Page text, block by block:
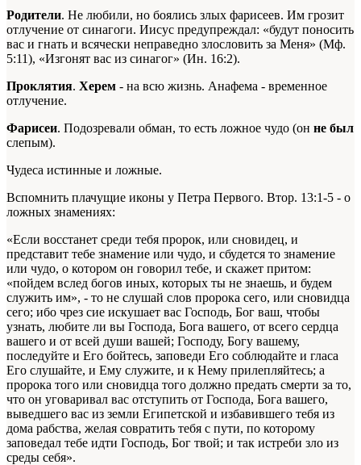
Родители. Не любили, но боялись злых фарисеев. Им грозит
отлучение от синагоги. Иисус предупреждал: «будут поносить
вас и гнать и всячески неправедно злословить за Меня» (Мф.
5:11), «Изгонят вас из синагог» (Ин. 16:2).
Проклятия. Херем - на всю жизнь. Анафема - временное
отлучение.
Фарисеи. Подозревали обман, то есть ложное чудо (он не был
слепым).
Чудеса истинные и ложные.
Вспомнить плачущие иконы у Петра Первого. Втор. 13:1-5 - о
ложных знамениях:
«Если восстанет среди тебя пророк, или сновидец, и
представит тебе знамение или чудо, и сбудется то знамение
или чудо, о котором он говорил тебе, и скажет притом:
«пойдем вслед богов иных, которых ты не знаешь, и будем
служить им», - то не слушай слов пророка сего, или сновидца
сего; ибо чрез сие искушает вас Господь, Бог ваш, чтобы
узнать, любите ли вы Господа, Бога вашего, от всего сердца
вашего и от всей души вашей; Господу, Богу вашему,
последуйте и Его бойтесь, заповеди Его соблюдайте и гласа
Его слушайте, и Ему служите, и к Нему прилепляйтесь; а
пророка того или сновидца того должно предать смерти за то,
что он уговаривал вас отступить от Господа, Бога вашего,
выведшего вас из земли Египетской и избавившего тебя из
дома рабства, желая совратить тебя с пути, по которому
заповедал тебе идти Господь, Бог твой; и так истреби зло из
среды себя».